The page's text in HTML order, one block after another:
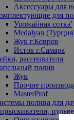
Аксессуары для
для
Урожайная сотка'
Medalyan
Жук г.Ковров
Исток г.Самара
рассеиватели
полив
Жук
Прочие
MasterProf
полива для